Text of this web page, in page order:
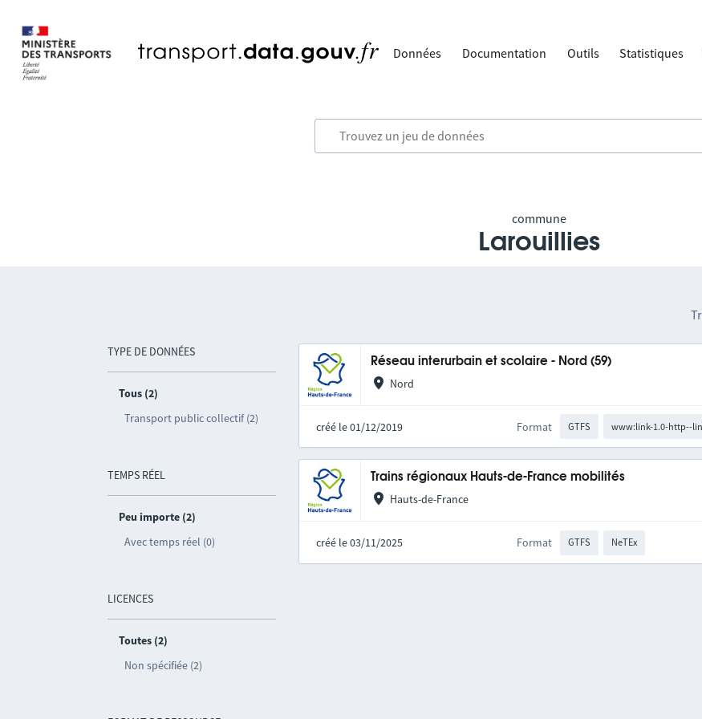
Données Documentation Outils Statistiques
commune
Larouillies
TYPE DE DONNÉES
Tous (2)
Transport public collectif (2)
TEMPS RÉEL
Peu importe (2)
Avec temps réel (0)
LICENCES
Toutes (2)
Non spécifiée (2)
Réseau interurbain et scolaire - Nord (59)
Nord
créé le 01/12/2019 Format GTFS www:link-1.0-http--
Trains régionaux Hauts-de-France mobilités
Hauts-de-France
créé le 03/11/2025 Format GTFS NeTEx